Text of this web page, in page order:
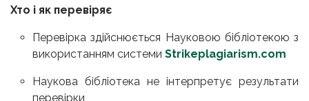
Хто і як перевіряє
Перевірка здійснюється Науковою бібліотекою з
використанням системи Strikeplagiarism.com
Наукова бібліотека не інтерпретує результати
перевірки